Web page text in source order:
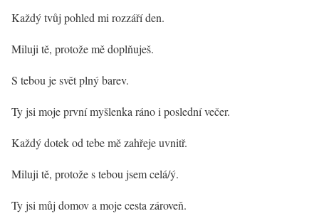
Každý tvůj pohled mi rozzáří den.
Miluji tě, protože mě doplňuješ.
S tebou je svět plný barev.
Ty jsi moje první myšlenka ráno i poslední večer.
Každý dotek od tebe mě zahřeje uvnitř.
Miluji tě, protože s tebou jsem celá/ý.
Ty jsi můj domov a moje cesta zároveň.